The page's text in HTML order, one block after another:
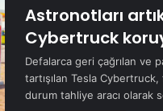
Astronotları
Cybertruck
Defalarca geri çağrılan ve
tartışılan Tesla Cybertruck,
durum tahliye aracı olarak